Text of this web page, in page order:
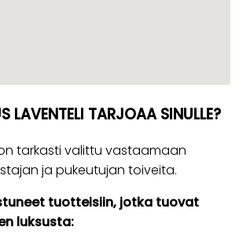
LAVENTELI TARJOAA SINULLE?
tarkasti valittu vastaamaan
ja pukeutujan toiveita.
tuotteisiin, jotka tuovat
luksusta: